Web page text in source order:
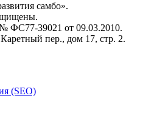
самбо».
ФС77-39021 от 09.03.2010.
пер., дом 17, стр. 2.
(SEO)